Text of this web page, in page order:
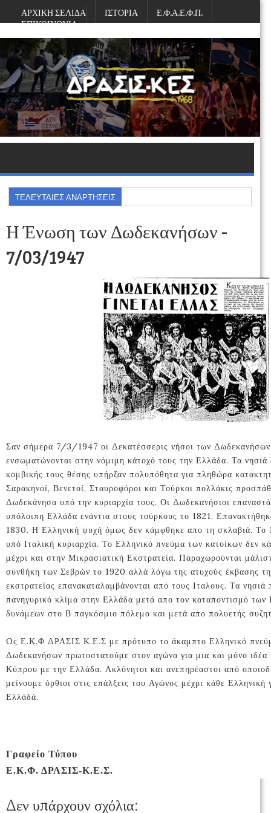
ΑΡΧΙΚΗ ΣΕΛΙΔΑ ΙΣΤΟΡΙΑ
Ε.Φ.Α.Ε.Φ.Π.
ΕΠΙΚΟΙΝΩΝΙΑ
Παρασκευή, Αυγούστου 07, 2026
ΤΕΛΕΥΤΑΙΕΣ ΑΝΑΡΤΗΣΕΙΣ
Η Ένωση των Δωδεκανήσων -
7/03/1947
Σαν σήμερα 7/3/1947 οι Δεκατέσσερις νήσοι των Δωδεκανήσων
ενσωματώνονται στην νόμιμη κάτοχό τους την Ελλάδα. Τα
κομβικής τους θέσης υπήρξαν πολυπόθητα για πληθώρα
Σαρακηνοί, Βενετοί, Σταυροφόροι και Τούρκοι πολλάκις
Δωδεκάνησα υπό την κυριαρχία τους. Οι Δωδεκανήσιοι
υπόλοιπη Ελλάδα ενάντια στους τούρκους το 1821.
1830. Η Ελληνική ψυχή όμως δεν κάμφθηκε απο τη σκλαβιά. Το
υπό Ιταλική κυριαρχία. Το Ελληνικό πνεύμα των κατοίκων δεν
μέχρι και στην Μικρασιατική Εκστρατεία. Παραχωρούνται
συνθήκη των Σεβρών το 1920 αλλά λόγω της ατυχούς έκβασης
εκστρατείας επανακαταλαμβάνονται από τους Ιταλους. Τα νησιά
πανηγυρικό κλίμα στην Ελλάδα μετά απο τον καταποντισμό των
δυνάμεων στο Β παγκόσμιο πόλεμο και μετά απο πολυετής
Ως Ε.Κ.Φ ΔΡΑΣΙΣ Κ.Ε.Σ με πρότυπο το άκαμπτο Ελληνικό
Δωδεκανήσων πρωτοστατούμε στον αγώνα για μια και μόνο
Κύπρου με την Ελλάδα. Ακλόνητοι και ανεπηρέαστοι από
μείνουμε όρθιοι στις επάλξεις του Αγώνος μέχρι κάθε Ελληνική
Ελλάδά.
Γραφείο Τύπου
Ε.Κ.Φ. ΔΡΑΣΙΣ-Κ.Ε.Σ.
Δεν υπάρχουν σχόλια: